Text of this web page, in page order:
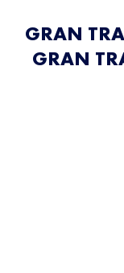
GRAN
GRAN